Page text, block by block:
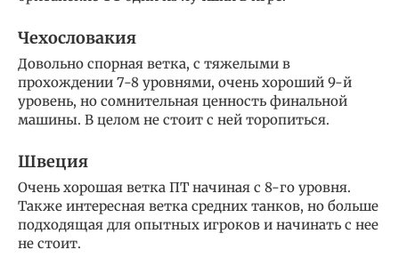
Чехословакия
Довольно спорная ветка, с тяжелыми в
прохождении 7-8 уровнями, очень хороший 9-й
уровень, но сомнительная ценность финальной
машины. В целом не стоит с ней торопиться.
Швеция
Очень хорошая ветка ПТ начиная с 8-го уровня.
Также интересная ветка средних танков, но больше
подходящая для опытных игроков и начинать с нее
не стоит.